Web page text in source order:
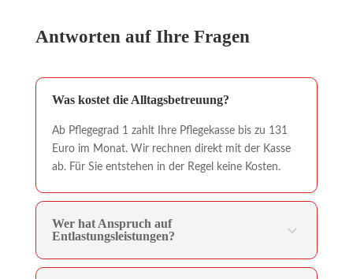
Antworten auf Ihre Fragen
Was kostet die Alltagsbetreuung?
Ab Pflegegrad 1 zahlt Ihre Pflegekasse bis zu 131
Euro im Monat. Wir rechnen direkt mit der Kasse
ab. Für Sie entstehen in der Regel keine Kosten.
Wer hat Anspruch auf
Entlastungsleistungen?